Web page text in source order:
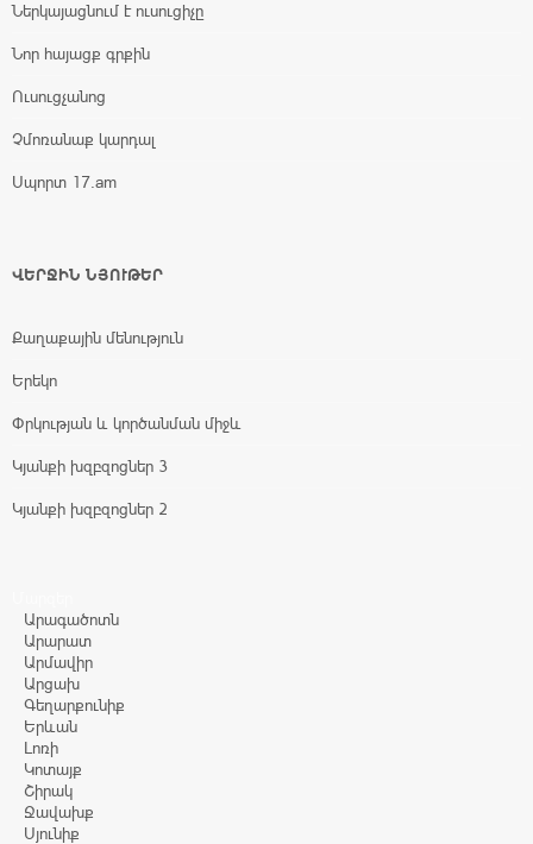
Ներկայացնում է ուսուցիչը
Նոր հայացք գրքին
Ուսուցչանոց
Չմոռանաք կարդալ
Սպորտ 17.am
ՎԵՐՋԻՆ ՆՅՈՒԹԵՐ
Քաղաքային մենություն
Երեկո
Փրկության և կործանման միջև
Կյանքի խզբզոցներ 3
Կյանքի խզբզոցներ 2
Արագածոտն
Արարատ
Արմավիր
Արցախ
Գեղարքունիք
Երևան
Լոռի
Կոտայք
Շիրակ
Ջավախք
Սյունիք